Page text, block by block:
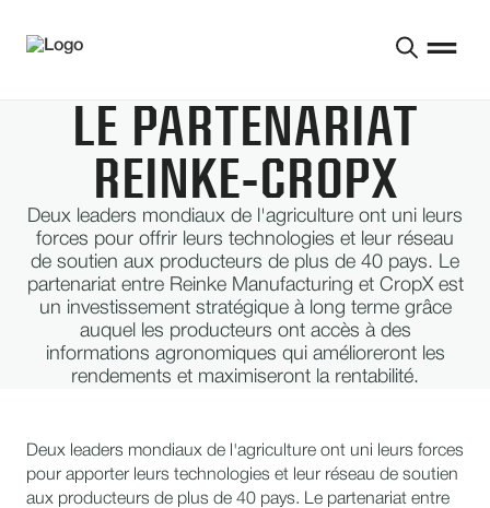
LE PARTENARIAT
REINKE-CROPX
Deux leaders mondiaux de l'agriculture ont uni leurs
forces pour offrir leurs technologies et leur réseau
de soutien aux producteurs de plus de 40 pays. Le
partenariat entre Reinke Manufacturing et CropX est
un investissement stratégique à long terme grâce
auquel les producteurs ont accès à des
informations agronomiques qui amélioreront les
rendements et maximiseront la rentabilité.
Deux leaders mondiaux de l'agriculture ont uni leurs forces
pour apporter leurs technologies et leur réseau de soutien
aux producteurs de plus de 40 pays. Le partenariat entre